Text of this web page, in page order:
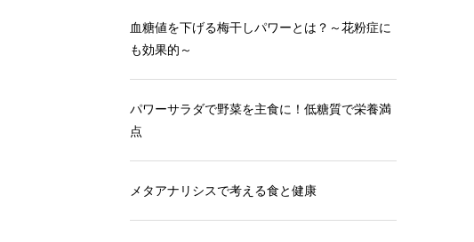
血糖値を下げる梅干しパワーとは？～花粉症に
も効果的～
パワーサラダで野菜を主食に！低糖質で栄養満
点
メタアナリシスで考える食と健康